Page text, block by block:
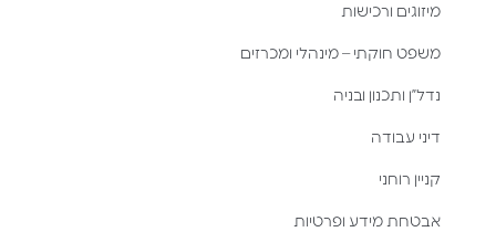
מיזוגים ורכישות
משפט חוקתי – מינהלי ומכרזים
נדל”ן ותכנון ובניה
דיני עבודה
קניין רוחני
אבטחת מידע ופרטיות